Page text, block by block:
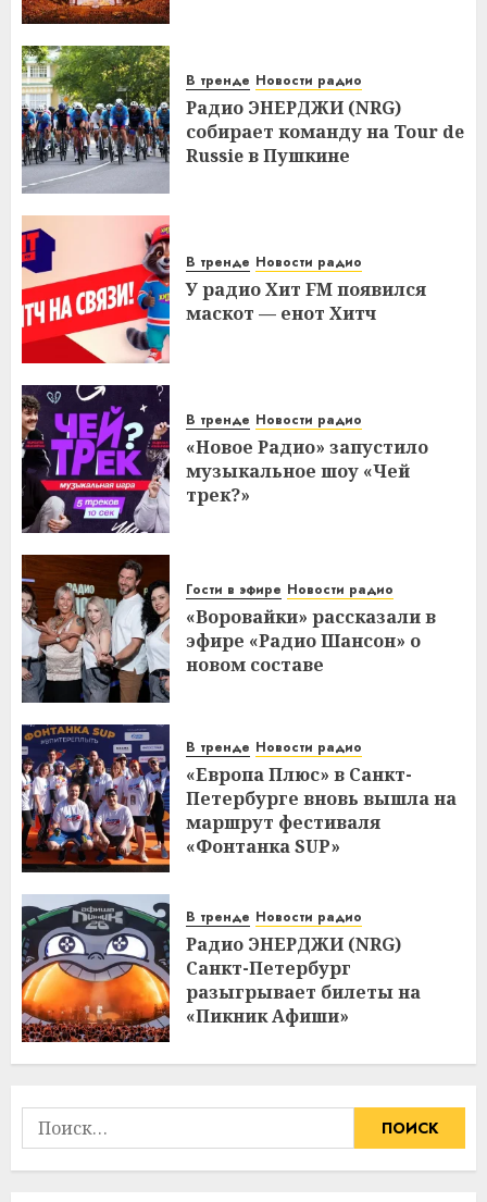
В тренде Новости радио
Радио ЭНЕРДЖИ (NRG)
собирает команду на Tour de
Russie в Пушкине
В тренде Новости радио
У радио Хит FM появился
маскот — енот Хитч
В тренде Новости радио
«Новое Радио» запустило
музыкальное шоу «Чей
трек?»
Гости в эфире Новости радио
«Воровайки» рассказали в
эфире «Радио Шансон» о
новом составе
В тренде Новости радио
«Европа Плюс» в Санкт-
Петербурге вновь вышла на
маршрут фестиваля
«Фонтанка SUP»
В тренде Новости радио
Радио ЭНЕРДЖИ (NRG)
Санкт-Петербург
разыгрывает билеты на
«Пикник Афиши»
Найти: